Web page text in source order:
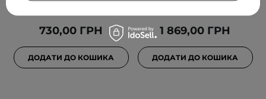
730,00 ГРН
ДОДАТИ ДО КОШИКА
1 869,00 ГРН
ДОДАТИ ДО КОШИКА